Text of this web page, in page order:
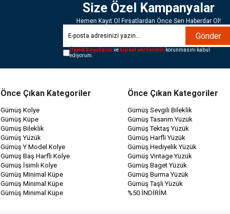
Size Özel Kampanyalar
Hemen Kayıt Ol Fırsatlardan Önce Sen Haberdar Ol!
Gönder
Üyelik koşullarınıve kişisel verileriminkorunmasını kabul
ediyorum.
Önce Çıkan Kategoriler
Gümüş Kolye
Gümüş Küpe
Gümüş Bileklik
Gümüş Yüzük
Gümüş Y Model Kolye
Gümüş Baş Harfli Kolye
Gümüş İsimli Kolye
Gümüş Minimal Küpe
Gümüş Minimal Küpe
Gümüş Minimal Küpe
Önce Çıkan Kategoriler
Gümüş Sevgili Bileklik
Gümüş Tasarım Yüzük
Gümüş Tektaş Yüzük
Gümüş Harfli Yüzük
Gümüş Hediyelik Yüzük
Gümüş Vintage Yüzük
Gümüş Baget Yüzük
Gümüş Burma Yüzük
Gümüş Taşlı Yüzük
%50 İNDİRİM